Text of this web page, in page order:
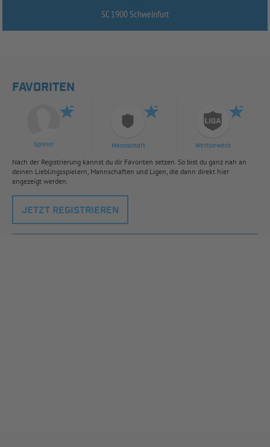
SC 1900 Schweinfurt
FAVORITEN
Spieler Mannschaft Wettbewerb
Nach der Registrierung kannst du dir Favoriten setzen. So bist du ganz nah an
deinen Lieblingsspielern, Mannschaften und Ligen, die dann direkt hier
angezeigt werden.
JETZT REGISTRIEREN